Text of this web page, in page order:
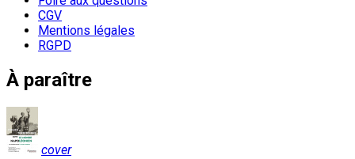
CGV
Mentions légales
RGPD
À paraître
cover